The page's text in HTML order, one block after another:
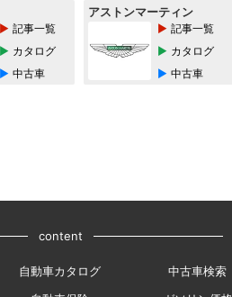
記事一覧
カタログ
中古車
アストンマーティン
記事一覧
カタログ
中古車
content
自動車カタログ
中古車検索